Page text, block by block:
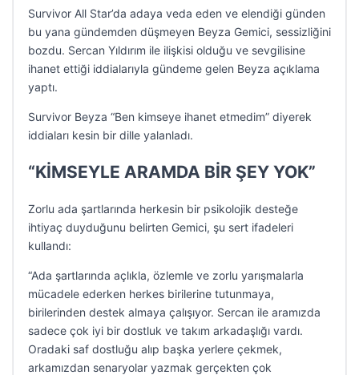
Survivor All Star’da adaya veda eden ve elendiği günden
bu yana gündemden düşmeyen Beyza Gemici, sessizliğini
bozdu. Sercan Yıldırım ile ilişkisi olduğu ve sevgilisine
ihanet ettiği iddialarıyla gündeme gelen Beyza açıklama
yaptı.
Survivor Beyza “Ben kimseye ihanet etmedim” diyerek
iddiaları kesin bir dille yalanladı.
“KİMSEYLE ARAMDA BİR ŞEY YOK”
Zorlu ada şartlarında herkesin bir psikolojik desteğe
ihtiyaç duyduğunu belirten Gemici, şu sert ifadeleri
kullandı:
“Ada şartlarında açlıkla, özlemle ve zorlu yarışmalarla
mücadele ederken herkes birilerine tutunmaya,
birilerinden destek almaya çalışıyor. Sercan ile aramızda
sadece çok iyi bir dostluk ve takım arkadaşlığı vardı.
Oradaki saf dostluğu alıp başka yerlere çekmek,
arkamızdan senaryolar yazmak gerçekten çok